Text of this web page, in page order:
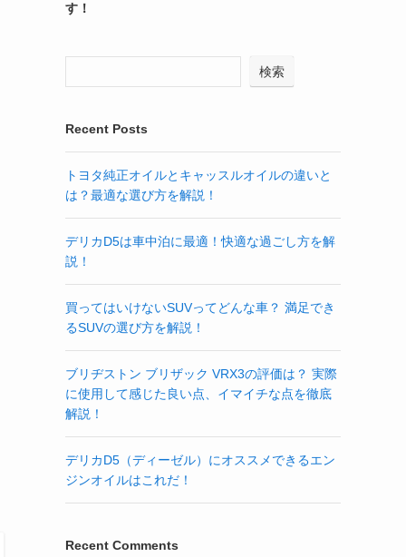
す！
検索
Recent Posts
トヨタ純正オイルとキャッスルオイルの違いと
は？最適な選び方を解説！
デリカD5は車中泊に最適！快適な過ごし方を解
説！
買ってはいけないSUVってどんな車？ 満足でき
るSUVの選び方を解説！
ブリヂストン ブリザック VRX3の評価は？ 実際
に使用して感じた良い点、イマイチな点を徹底
解説！
デリカD5（ディーゼル）にオススメできるエン
ジンオイルはこれだ！
Recent Comments